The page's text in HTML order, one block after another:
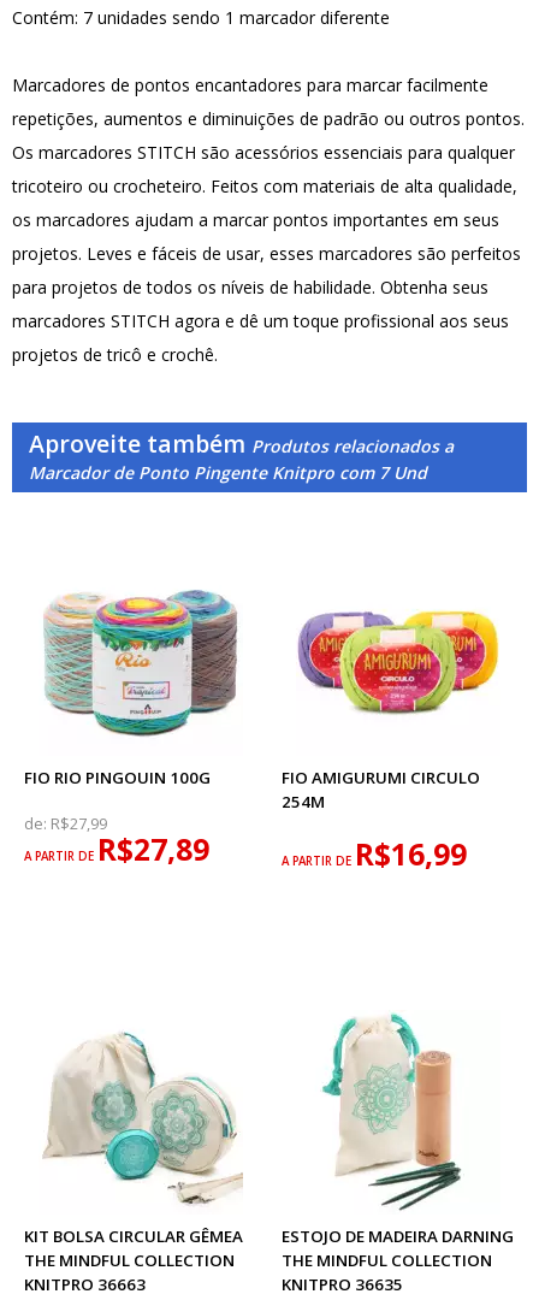
Contém: 7 unidades sendo 1 marcador diferente
Marcadores de pontos encantadores para marcar facilmente
repetições, aumentos e diminuições de padrão ou outros pontos.
Os marcadores STITCH são acessórios essenciais para qualquer
tricoteiro ou crocheteiro. Feitos com materiais de alta qualidade,
os marcadores ajudam a marcar pontos importantes em seus
projetos. Leves e fáceis de usar, esses marcadores são perfeitos
para projetos de todos os níveis de habilidade. Obtenha seus
marcadores STITCH agora e dê um toque profissional aos seus
projetos de tricô e crochê.
Aproveite também Produtos relacionados a
Marcador de Ponto Pingente Knitpro com 7 Und
FIO RIO PINGOUIN 100G
de: R$27,99
A PARTIR DE R$27,89
FIO AMIGURUMI CIRCULO
254M
A PARTIR DE R$16,99
KIT BOLSA CIRCULAR GÊMEA
THE MINDFUL COLLECTION
KNITPRO 36663
ESTOJO DE MADEIRA DARNING
THE MINDFUL COLLECTION
KNITPRO 36635